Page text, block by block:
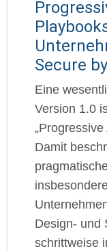
Secure
Eine
Version 1.0
Damit
Design- und
schrittweise